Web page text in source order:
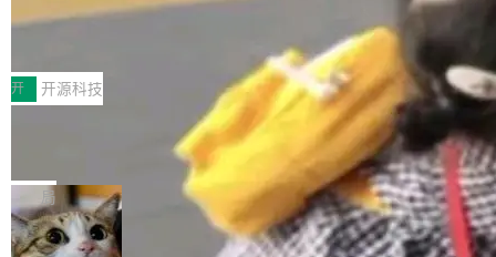
传输性能最高提升5倍。UCL-MPComm底层基
于自研UCL-Engine通信引擎，后续腾讯网平将
持续开源更多基于UCL-Engine的高性能通信组
件。 腾讯网平团队在UCL-MPComm中实现了一
个独立于业务线程的全局通信引擎（Engine），
创新与落地成效成功入选。 全链路私有化部署，
助力企业AI研发安全落地 当前，越来越多企业已
经开始引入 AI Coding 工具，通过调用公有云模
型或企业内部部署模型提升研发效率。但随着 AI
Coding 从个人辅助工具逐步走向团队级、组织
级应用，企业在规模化落地过程中，对安全性、
可控性和代码质量提出了更高要求。 首先是数据
安全与合规要求。对于大多数普通研发场景，公
有云模型能够满足快速试用和效率提升的需求。
深信服AI算力网关入选工信部人工智能
前不久，工业和信息化部正式发布《2025年人工
智能应用典型案例名单》，集中展示人工智能在
各领域的应用成果，覆盖技术底座、行业赋能、
产品应用、支撑保障、专题等五大方向。深信服
AI算力网关（AI创新平台）成功入选！ 随着各行
各业的Agent走向规模化建设，算力构成形态逐
渐丰富，用户关注的重点也在发生变化：不只是
让AI用起来，还要进一步看清混合算力时代下，
开 开源科技
Jeff Dean 离开 Google：一个时代的结
束，一个实验室的开始
Google 员工编号 20。MapReduce 作者之一。
Bigtable 作者之一。TensorFlow 的作者之一。
Gemini 的架构师。Google 首席科学家。 Jeff D
ean 在 Google 工作了 27 年后，宣布离职。 他
局
🔥 SolonCode v2026.8.4 发布：界面